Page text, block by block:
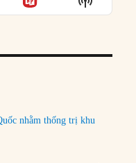
Podcast
nhằm thống trị khu